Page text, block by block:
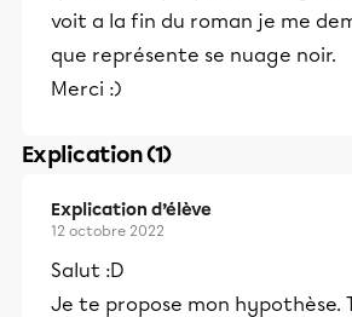
voit a la fin du roman je me
que représente se nuage noir.
Merci :)
Explication (1)
Explication d’élève
12 octobre 2022
Salut :D
Je te propose mon hypothèse.